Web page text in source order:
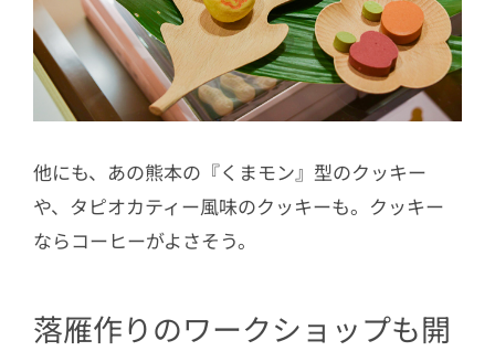
他にも、あの熊本の『くまモン』型のクッキー
や、タピオカティー風味のクッキーも。クッキー
ならコーヒーがよさそう。
落雁作りのワークショップも開